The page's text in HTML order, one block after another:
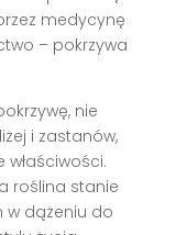
medycynę
– pokrzywa
nie
i zastanów,
właściwości.
roślina stanie
w dążeniu do